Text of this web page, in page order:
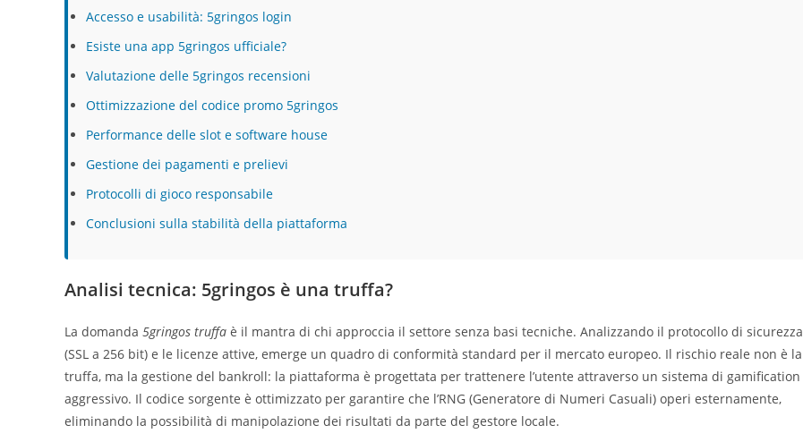
Accesso e usabilità: 5gringos login
Esiste una app 5gringos ufficiale?
Valutazione delle 5gringos recensioni
Ottimizzazione del codice promo 5gringos
Performance delle slot e software house
Gestione dei pagamenti e prelievi
Protocolli di gioco responsabile
Conclusioni sulla stabilità della piattaforma
Analisi tecnica: 5gringos è una truffa?
La domanda 5gringos truffa è il mantra di chi approccia il settore senza basi tecniche. Analizzando il protocollo di sicurezza
(SSL a 256 bit) e le licenze attive, emerge un quadro di conformità standard per il mercato europeo. Il rischio reale non è la
truffa, ma la gestione del bankroll: la piattaforma è progettata per trattenere l’utente attraverso un sistema di gamification
aggressivo. Il codice sorgente è ottimizzato per garantire che l’RNG (Generatore di Numeri Casuali) operi esternamente,
eliminando la possibilità di manipolazione dei risultati da parte del gestore locale.